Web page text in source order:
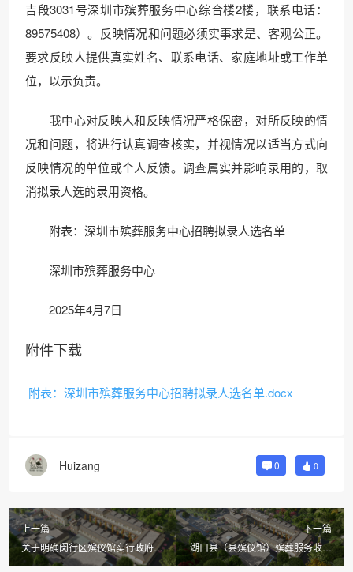
吉段3031号深圳市殡葬服务中心综合楼2楼，联系电话：
89575408）。反映情况和问题必须实事求是、客观公正。
要求反映人提供真实姓名、联系电话、家庭地址或工作单
位，以示负责。
我中心对反映人和反映情况严格保密，对所反映的情
况和问题，将进行认真调查核实，并视情况以适当方式向
反映情况的单位或个人反馈。调查属实并影响录用的，取
消拟录人选的录用资格。
附表：深圳市殡葬服务中心招聘拟录人选名单
深圳市殡葬服务中心
2025年4月7日
附件下载
附表：深圳市殡葬服务中心招聘拟录人选名单.docx
Huizang 0 0
上一篇
关于明确闵行区殡仪馆实行政府定
价（政府指导价）殡葬服务项目收
下一篇
湖口县（县殡仪馆）殡葬服务收费
项目价格监测情况公示